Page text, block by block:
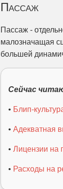
Пассаж
Пассаж -
малозначащая
большей
Сейчас
• Блип-
• Адекватная
• Лицензии на
• Расходы на